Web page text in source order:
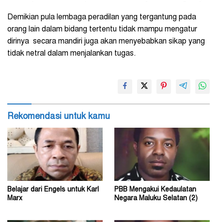
Demikian pula lembaga peradilan yang tergantung pada
orang lain dalam bidang tertentu tidak mampu mengatur
dirinya secara mandiri juga akan menyebabkan sikap yang
tidak netral dalam menjalankan tugas.
Rekomendasi untuk kamu
Belajar dari Engels untuk Karl
Marx
PBB Mengakui Kedaulatan
Negara Maluku Selatan (2)